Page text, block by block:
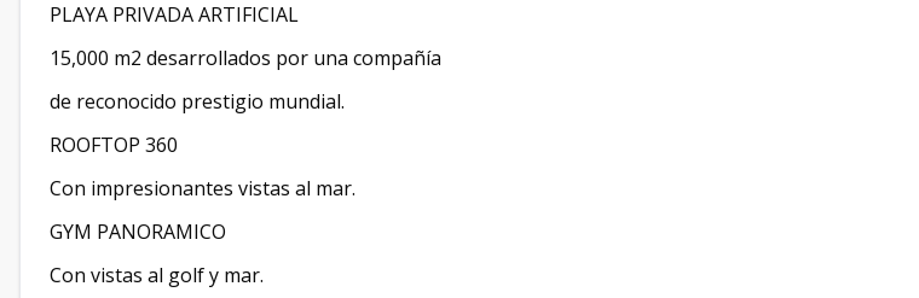
PLAYA PRIVADA ARTIFICIAL
15,000 m2 desarrollados por una compañía
de reconocido prestigio mundial.
ROOFTOP 360
Con impresionantes vistas al mar.
GYM PANORAMICO
Con vistas al golf y mar.